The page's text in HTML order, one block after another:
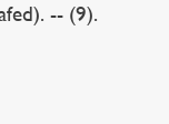
-- (9).